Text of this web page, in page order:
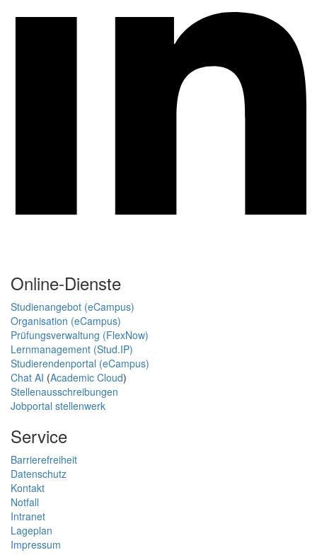
Online-Dienste
Studienangebot (eCampus)
Organisation (eCampus)
Prüfungsverwaltung (FlexNow)
Lernmanagement (Stud.IP)
Studierendenportal (eCampus)
Chat AI (Academic Cloud)
Stellenausschreibungen
Jobportal stellenwerk
Service
Barrierefreiheit
Datenschutz
Kontakt
Notfall
Intranet
Lageplan
Impressum